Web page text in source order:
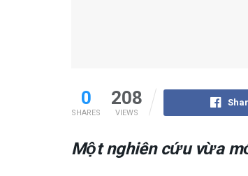
0
SHARES
208
VIEWS
Một nghiên cứu vừa